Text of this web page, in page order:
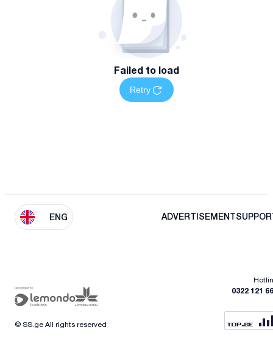
Failed to load
Retry
ENG ADVERTISEMENT
0322 121
© SS.ge All rights reserved